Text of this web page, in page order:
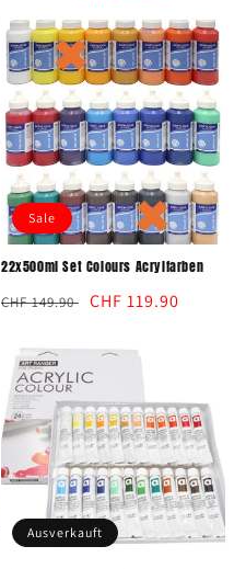
Sale
22x500ml Set Colours Acrylfarben
Normaler
CHF 149.90 Verkaufspreis
CHF 119.90
Ausverkauft